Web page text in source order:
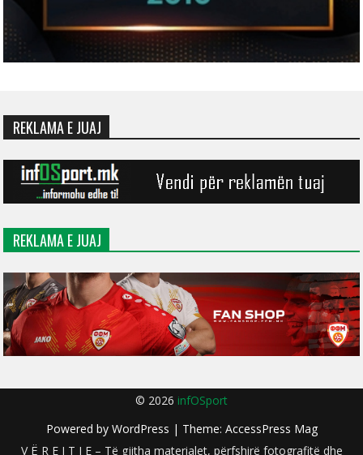
REKLAMA E JUAJ
REKLAMA E JUAJ
© 2026 infOSport
Powered by WordPress | Theme: AccessPress Mag
V Ë R E J T J E – Të gjitha materialet, përfshirë fotografitë dhe